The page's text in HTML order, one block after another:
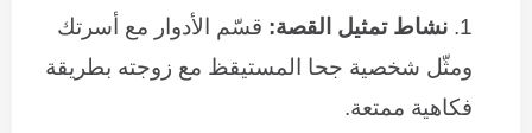
نشاط تمثيل القصة: قسّم الأدوار مع أسرتك
ومثّل شخصية جحا المستيقظ مع زوجته بطريقة
فكاهية ممتعة.